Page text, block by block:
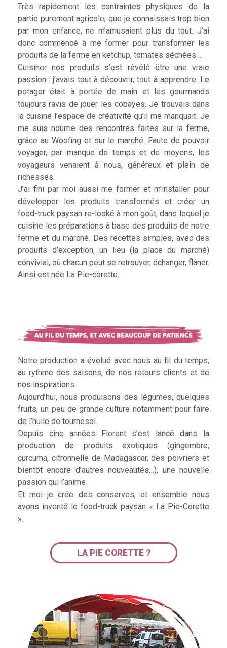
Très rapidement les contraintes physiques de la
partie purement agricole, que je connaissais trop bien
par mon enfance, ne m’amusaient plus du tout. J’ai
donc commencé à me former pour transformer les
produits de la ferme en ketchup, tomates séchées…
Cuisiner nos produits s’est révélé être une vraie
passion : j’avais tout à découvrir, tout à apprendre. Le
potager était à portée de main et les gourmands
toujours ravis de jouer les cobayes. Je trouvais dans
la cuisine l’espace de créativité qu’il me manquait. Je
me suis nourrie des rencontres faites sur la ferme,
grâce au Woofing et sur le marché. Faute de pouvoir
voyager, par manque de temps et de moyens, les
voyageurs venaient à nous, généreux et plein de
richesses.
J’ai fini par moi aussi me former et m’installer pour
développer les produits transformés et créer un
food-truck paysan re-looké à mon goût, dans lequel je
cuisine les préparations à base des produits de notre
ferme et du marché. Des recettes simples, avec des
produits d’exception, un lieu (la place du marché)
convivial, où chacun peut se retrouver, échanger, flâner.
Ainsi est née La Pie-corette.
Notre production a évolué avec nous au fil du temps,
au rythme des saisons, de nos retours clients et de
nos inspirations.
Aujourd’hui, nous produisons des légumes, quelques
fruits, un peu de grande culture notamment pour faire
de l’huile de tournesol.
Depuis cinq années Florent s’est lancé dans la
production de produits exotiques (gingembre,
curcuma, citronnelle de Madagascar, des poivriers et
bientôt encore d’autres nouveautés…), une nouvelle
passion qui l’anime.
Et moi je crée des conserves, et ensemble nous
avons inventé le food-truck paysan « La Pie-Corette
».
LA PIE CORETTE ?